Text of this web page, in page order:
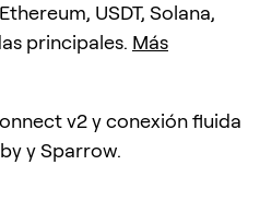
USDT, Solana,
principales. Más
v2 y conexión fluida
y Sparrow.